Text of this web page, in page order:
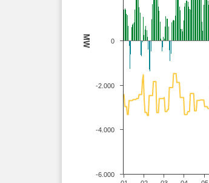
MW
-6.000
-4.000
-2.000
0